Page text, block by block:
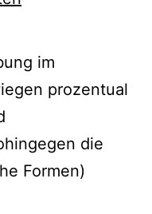
im
prozentual
die
Formen)